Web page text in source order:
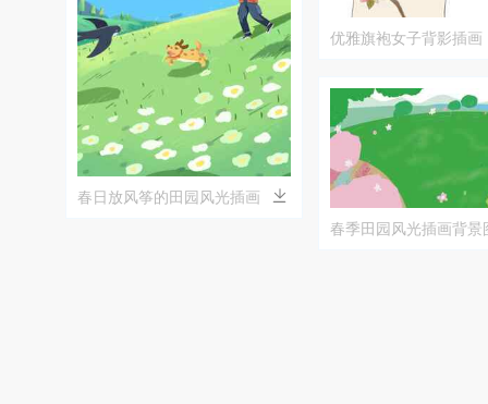
春日放风筝的田园风光插画
优雅旗袍女子背影插画
春季田园风光插画背景